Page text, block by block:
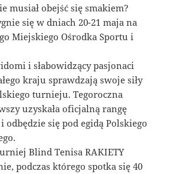
musiał obejść się smakiem?
się w dniach 20-21 maja na
Miejskiego Ośrodka Sportu i
i słabowidzący pasjonaci
kraju sprawdzają swoje siły
turnieju. Tegoroczna
uzyskała oficjalną rangę
się pod egidą Polskiego
Blind Tenisa RAKIETY
podczas którego spotka się 40